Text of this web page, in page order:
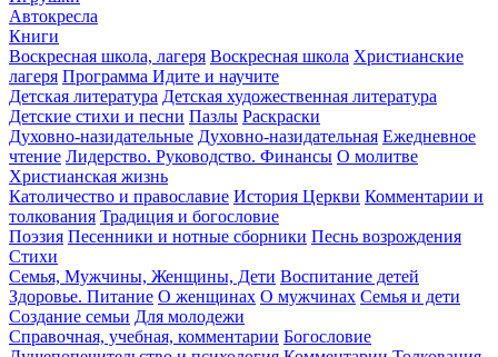
Автокресла
Книги
Воскресная школа, лагеря Воскресная школа Христианские
лагеря Программа Идите и научите
Детская литература Детская художественная литература
Детские стихи и песни Пазлы Раскраски
Духовно-назидательные Духовно-назидательная Ежедневное
чтение Лидерство. Руководство. Финансы О молитве
Христианская жизнь
Католичество и православие История Церкви Комментарии и
толкования Традиция и богословие
Поэзия Песенники и нотные сборники Песнь возрождения
Стихи
Семья, Мужчины, Женщины, Дети Воспитание детей
Здоровье. Питание О женщинах О мужчинах Семья и дети
Создание семьи Для молодежи
Справочная, учебная, комментарии Богословие